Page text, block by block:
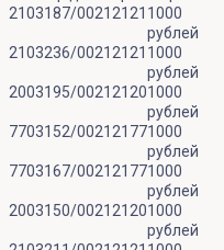
2103187/00212121 1000
рублей
2103236/00212121 1000
рублей
2003195/002121201000
рублей
7703152/002121771000
рублей
7703167/002121771000
рублей
2003150/002121201000
рублей